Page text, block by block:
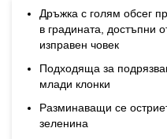
Дръжка с голям обсег
в градината, достъпни
изправен човек
Подходяща за
млади клонки
Разминаващи се
зеленина